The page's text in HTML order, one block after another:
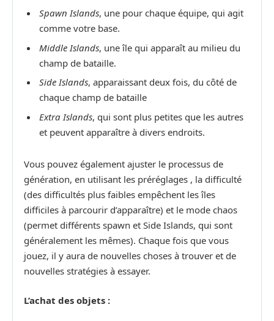
Spawn Islands, une pour chaque équipe, qui agit
comme votre base.
Middle Islands, une île qui apparaît au milieu du
champ de bataille.
Side Islands, apparaissant deux fois, du côté de
chaque champ de bataille
Extra Islands, qui sont plus petites que les autres
et peuvent apparaître à divers endroits.
Vous pouvez également ajuster le processus de
génération, en utilisant les préréglages , la difficulté
(des difficultés plus faibles empêchent les îles
difficiles à parcourir d’apparaître) et le mode chaos
(permet différents spawn et Side Islands, qui sont
généralement les mêmes). Chaque fois que vous
jouez, il y aura de nouvelles choses à trouver et de
nouvelles stratégies à essayer.
L’achat des objets :